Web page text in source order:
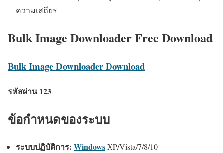
ความเสถียร
Bulk Image Downloader Free Download
Bulk Image Downloader Download
รหัสผ่าน 123
ข้อกำหนดของระบบ
ระบบปฏิบัติการ: WindowsXP/Vista/7/8/10